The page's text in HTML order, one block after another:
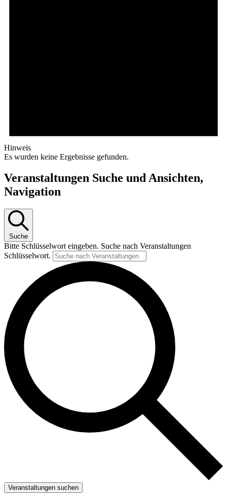
Hinweis
Es wurden keine Ergebnisse gefunden.
Veranstaltungen Suche und Ansichten,
Navigation
Suche
Bitte Schlüsselwort eingeben. Suche nach Veranstaltungen
Schlüsselwort.
Veranstaltungen suchen